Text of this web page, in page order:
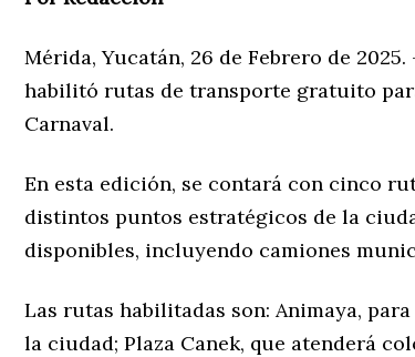
Mérida, Yucatán, 26 de Febrero de
habilitó rutas de transporte gratuito
Carnaval.
En esta edición, se contará con cinco
distintos puntos estratégicos de la
disponibles, incluyendo camiones
Las rutas habilitadas son: Animaya,
la ciudad; Plaza Canek, que atenderá